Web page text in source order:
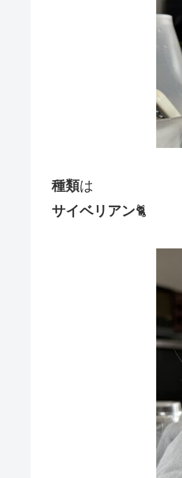
種類は
サイベリアン🐈